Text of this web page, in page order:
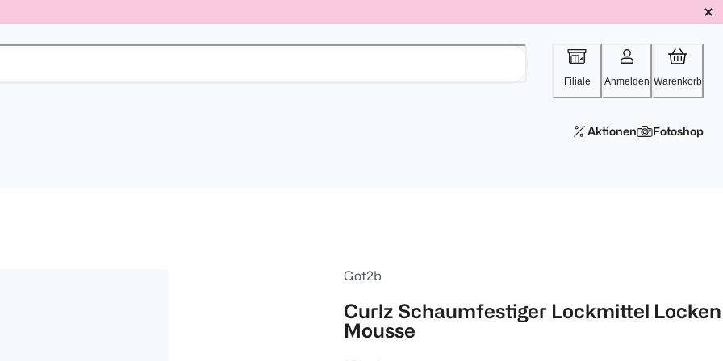
Filiale Anmelden Warenkorb
Aktionen Fotoshop
Got2b
Curlz Schaumfestiger Lockmittel Locken
Mousse